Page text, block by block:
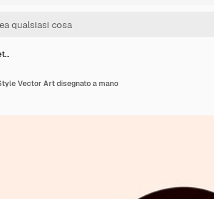
Vector Art disegnato a mano